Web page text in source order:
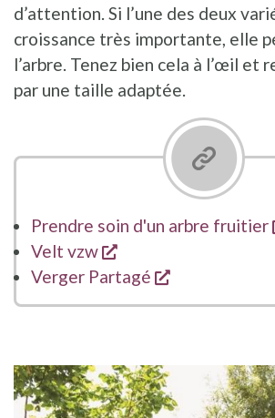
d’attention. Si l’une des deux
croissance très importante, elle
l’arbre. Tenez bien cela à l’œil et
par une taille adaptée.
Prendre soin d'un arbre fruitier
Velt vzw
s'ouvre dans une
Verger Partagé
s'ouvre dans